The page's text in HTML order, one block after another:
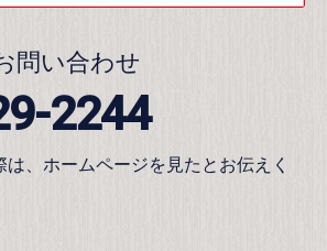
問い合わせ
2244
、ホームページを見たとお伝えく